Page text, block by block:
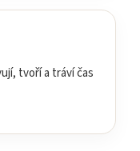
tvoří a tráví čas